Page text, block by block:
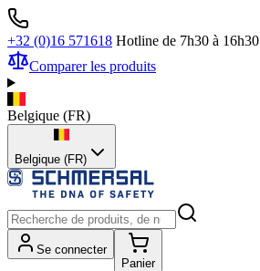
+32 (0)16 571618 Hotline de 7h30 à 16h30
Comparer les produits
Belgique (FR)
Belgique (FR)
Se connecter
Panier